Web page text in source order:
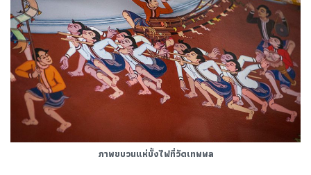
ภาพขบวนแห่บั้งไฟที่วัดเทพพล